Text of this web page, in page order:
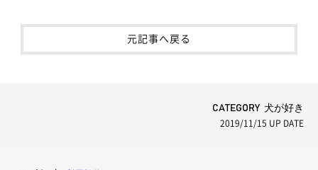
元記事へ戻る
CATEGORY 犬が好き
2019/11/15 UP DATE